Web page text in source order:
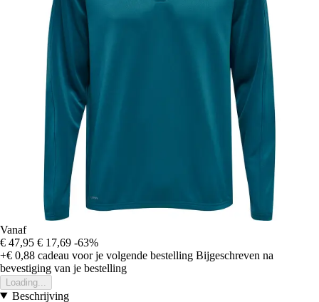
Vanaf
€ 47,95 € 17,69 -63%
+€ 0,88 cadeau voor je volgende bestelling Bijgeschreven na
bevestiging van je bestelling
Loading...
Beschrijving